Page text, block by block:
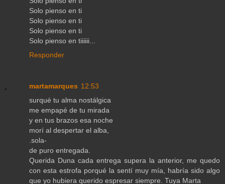
Solo pienso en ti
Solo pienso en ti
Solo pienso en ti
Solo pienso en tiiiiii...
Responder
martamarques 12:53
surqué tu alma nostálgica
me empapé de tu mirada
y en tus brazos esa noche
morí al despertar el alba,
.sola-
de puro entregada.
Querida Duna cada entrega supera la anterior, me quedo
con esta estrofa porqué la sentí muy mía, habría sido algo
que yo hubiera querido espresar siempre. Tuya Marta